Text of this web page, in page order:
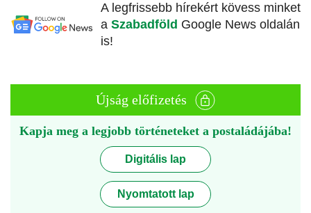
A legfrissebb hírekért kövess minket
a Szabadföld Google News oldalán
is!
Újság előfizetés
Kapja meg a legjobb történeteket a postaládájába!
Digitális lap
Nyomtatott lap